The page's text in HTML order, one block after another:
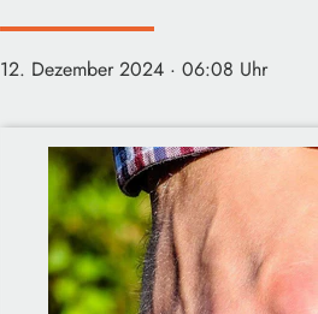
12. Dezember 2024 · 06:08 Uhr